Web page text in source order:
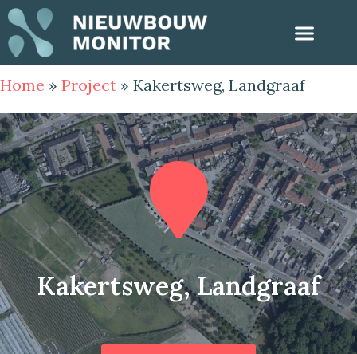
Home » Project » Kakertsweg, Landgraaf
Kakertsweg, Landgraaf